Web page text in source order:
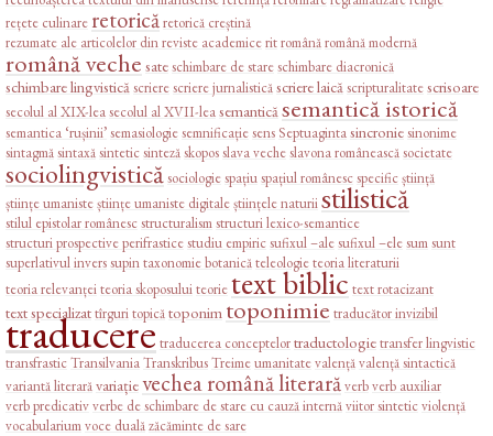
rețete culinare retoricăretorică creștină
rezumate ale articolelor din reviste academiceritromânăromână modernă
română veche sateschimbare de stareschimbare diacronică
schimbare lingvisticăscrierescriere jurnalisticăscriere laicăscripturalitatescrisoare
secolul al XIX-leasecolul al XVII-leasemanticăsemantică istorică
semantica ‘rușinii’semasiologiesemnificațiesens Septuagintasincroniesinonime
sintagmăsintaxăsinteticsintezăskoposslava vecheslavona româneascăsocietate
sociolingvisticăsociologiespațiuspațiul românescspecificștiință
științe umanisteștiințe umaniste digitaleștiințele naturiistilistică
stilul epistolar românescstructuralismstructuri lexico-semantice
structuri prospective perifrasticestudiu empiricsufixul –alesufixul –elesumsunt
superlativul inverssupintaxonomie botanicăteleologieteoria literaturii
teoria relevanțeiteoria skoposuluiteorietext biblic text rotacizant
text specializattîrguritopicătoponim toponimie traducător invizibil
traduceretraducerea conceptelortraductologietransfer lingvistic
transfrasticTransilvaniaTranskribusTreimeumanitatevalențăvalență sintactică
variantă literarăvariațievechea română literarăverbverb auxiliar
verb predicativverbe de schimbare de stare cu cauză internăviitor sinteticviolență
vocabulariumvoce dualăzăcăminte de sare